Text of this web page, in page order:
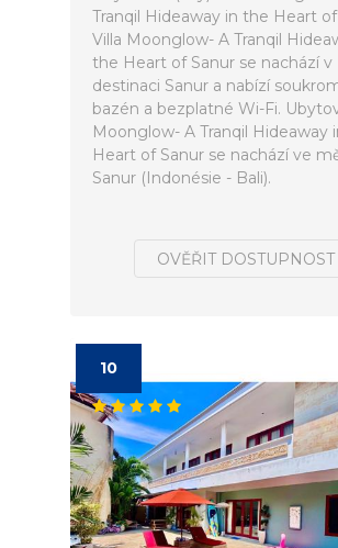
Tranqil Hideaway in the Heart of
Villa Moonglow- A Tranqil
the Heart of Sanur se nachází v
destinaci Sanur a nabízí
bazén a bezplatné Wi-Fi.
Moonglow- A Tranqil Hideaway
Heart of Sanur se nachází ve
Sanur (Indonésie - Bali).
OVĚŘIT DOSTUPNOST
10